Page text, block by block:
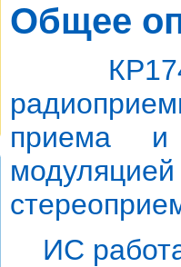
Общее
приема и
ИС